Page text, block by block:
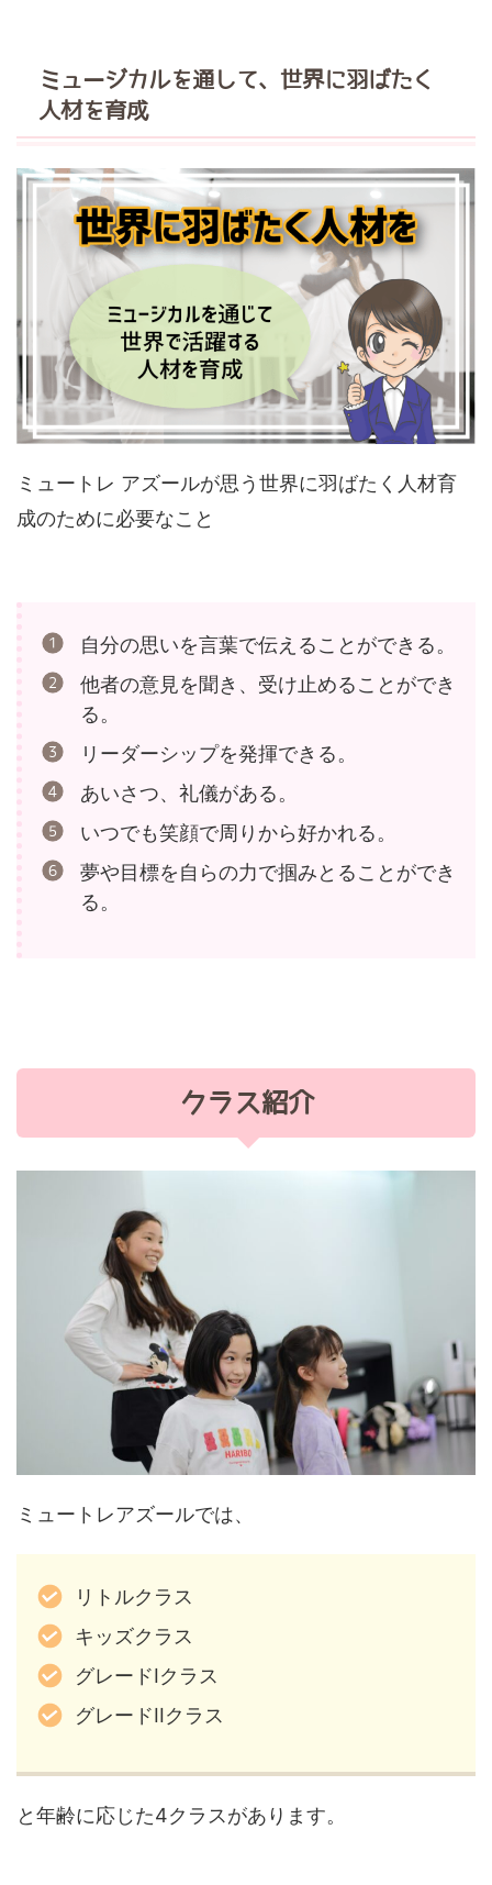
ミュージカルを通して、世界に羽ばたく
人材を育成
ミュートレ アズールが思う世界に羽ばたく人材育
成のために必要なこと
自分の思いを言葉で伝えることができる。
他者の意見を聞き、受け止めることができ
る。
リーダーシップを発揮できる。
あいさつ、礼儀がある。
いつでも笑顔で周りから好かれる。
夢や目標を自らの力で掴みとることができ
る。
クラス紹介
ミュートレアズールでは、
リトルクラス
キッズクラス
グレードIクラス
グレードIIクラス
と年齢に応じた4クラスがあります。